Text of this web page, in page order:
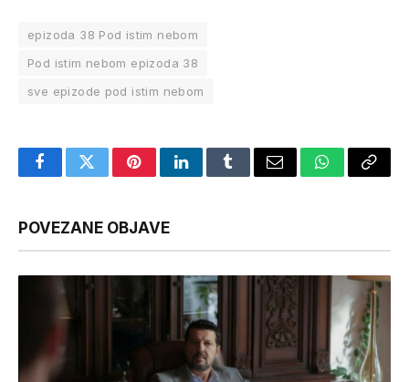
epizoda 38 Pod istim nebom
Pod istim nebom epizoda 38
sve epizode pod istim nebom
FacebookTwitterPinterestLinkedInTumblrEmail WhatsApp
Copy
POVEZANE OBJAVE